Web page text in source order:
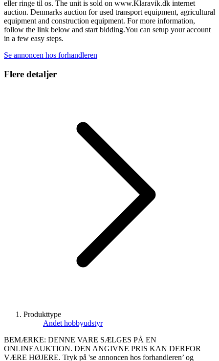
eller ringe til os. The unit is sold on www.Klaravik.dk internet
auction. Denmarks auction for used transport equipment, agricultural
equipment and construction equipment. For more information,
follow the link below and start bidding.You can setup your account
in a few easy steps.
Se annoncen hos forhandleren
Flere detaljer
Produkttype
Andet hobbyudstyr
BEMÆRKE: DENNE VARE SÆLGES PÅ EN
ONLINEAUKTION. DEN ANGIVNE PRIS KAN DERFOR
VÆRE HØJERE. Tryk på 'se annoncen hos forhandleren’ og